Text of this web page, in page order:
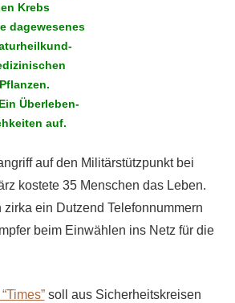
Krebs
dagewesenes
Überleben-
auf.
auf den Militärstützpunkt bei
kostete 35 Menschen das Leben.
zirka ein Dutzend Telefonnummern
beim Einwählen ins Netz für die
soll aus Sicherheitskreisen